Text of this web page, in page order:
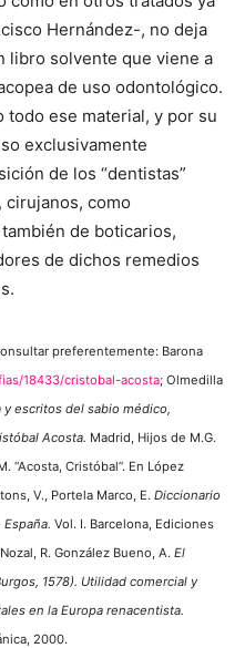
Hernández-, no deja
libro solvente que viene a
de uso odontológico.
ese material, y por su
exclusivamente
de los “dentistas”
cirujanos, como
de boticarios,
de dichos remedios
preferentemente: Barona
18433/cristobal-acosta; Olmedilla
escritos del sabio médico,
Acosta. Madrid, Hijos de M.G.
“Acosta, Cristóbal”. En López
V., Portela Marco, E. Diccionario
Vol. I. Barcelona, Ediciones
R. González Bueno, A. El
1578). Utilidad comercial y
en la Europa renacentista.
2000.